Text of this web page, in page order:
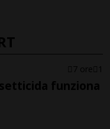
7 ore 1
funziona